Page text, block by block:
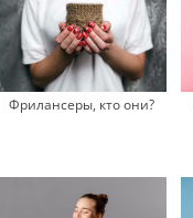
Фрилансеры, кто они?